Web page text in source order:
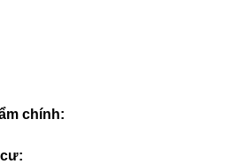
chính: